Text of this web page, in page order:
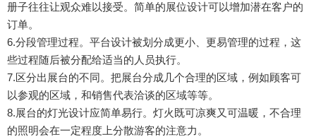
册子往往让观众难以接受。简单的展位设计可以增加潜在客户的
订单。
6.分段管理过程。平台设计被划分成更小、更易管理的过程，这
些过程随后被分配给适当的人员执行。
7.区分出展台的不同。把展台分成几个合理的区域，例如顾客可
以参观的区域，和销售代表洽谈的区域等等。
8.展台的灯光设计应简单易行。灯火既可凉爽又可温暖，不合理
的照明会在一定程度上分散游客的注意力。